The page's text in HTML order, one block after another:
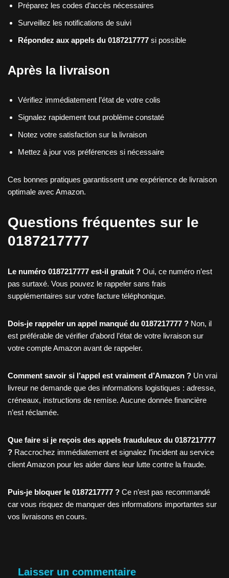
Préparez les codes d’accès nécessaires
Surveillez les notifications de suivi
Répondez aux appels du 0187217777 si possible
Après la livraison
Vérifiez immédiatement l’état de votre colis
Signalez rapidement tout problème constaté
Notez votre satisfaction sur la livraison
Mettez à jour vos préférences si nécessaire
Ces bonnes pratiques garantissent une expérience de livraison
optimale avec Amazon.
Questions fréquentes sur le
0187217777
Le numéro 0187217777 est-il gratuit ? Oui, ce numéro n’est
pas surtaxé. Vous pouvez le rappeler sans frais
supplémentaires sur votre facture téléphonique.
Dois-je rappeler un appel manqué du 0187217777 ? Non, il
est préférable de vérifier d’abord l’état de votre livraison sur
votre compte Amazon avant de rappeler.
Comment savoir si l’appel est vraiment d’Amazon ? Un vrai
livreur ne demande que des informations logistiques : adresse,
créneaux, instructions de remise. Aucune donnée financière
n’est réclamée.
Que faire si je reçois des appels frauduleux du 0187217777
? Raccrochez immédiatement et signalez l’incident au service
client Amazon pour les aider dans leur lutte contre la fraude.
Puis-je bloquer le 0187217777 ? Ce n’est pas recommandé
car vous risquez de manquer des informations importantes sur
vos livraisons en cours.
Laisser un commentaire